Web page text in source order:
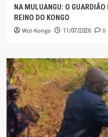
NA MULUANGU: O
REINO DO KONGO
Wizi-Kongo 11/07/2026 0